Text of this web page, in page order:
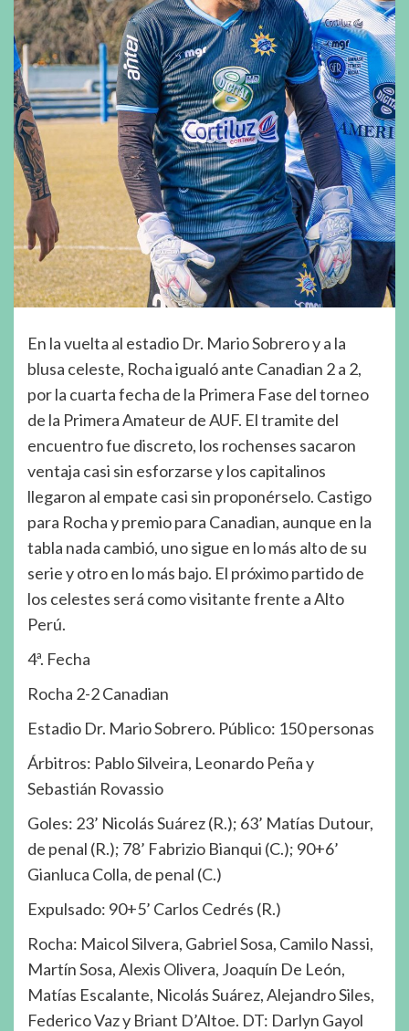
En la vuelta al estadio Dr. Mario Sobrero y a la
blusa celeste, Rocha igualó ante Canadian 2 a 2,
por la cuarta fecha de la Primera Fase del torneo
de la Primera Amateur de AUF. El tramite del
encuentro fue discreto, los rochenses sacaron
ventaja casi sin esforzarse y los capitalinos
llegaron al empate casi sin proponérselo. Castigo
para Rocha y premio para Canadian, aunque en la
tabla nada cambió, uno sigue en lo más alto de su
serie y otro en lo más bajo. El próximo partido de
los celestes será como visitante frente a Alto
Perú.
4ª. Fecha
Rocha 2-2 Canadian
Estadio Dr. Mario Sobrero. Público: 150 personas
Árbitros: Pablo Silveira, Leonardo Peña y
Sebastián Rovassio
Goles: 23’ Nicolás Suárez (R.); 63’ Matías Dutour,
de penal (R.); 78’ Fabrizio Bianqui (C.); 90+6’
Gianluca Colla, de penal (C.)
Expulsado: 90+5’ Carlos Cedrés (R.)
Rocha: Maicol Silvera, Gabriel Sosa, Camilo Nassi,
Martín Sosa, Alexis Olivera, Joaquín De León,
Matías Escalante, Nicolás Suárez, Alejandro Siles,
Federico Vaz y Briant D’Altoe. DT: Darlyn Gayol